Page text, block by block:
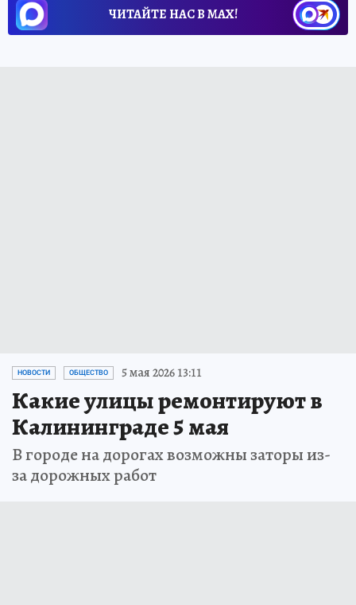
ЧИТАЙТЕ НАС В МАХ!
НОВОСТИ ОБЩЕСТВО 5 мая 2026 13:11
Какие улицы ремонтируют в
Калининграде 5 мая
В городе на дорогах возможны заторы из-
за дорожных работ